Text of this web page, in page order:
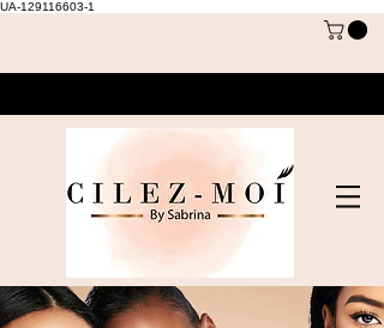
UA-129116603-1